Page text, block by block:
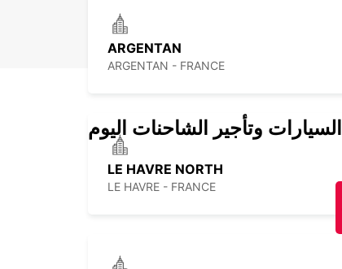
ARGENTAN
ARGENTAN - FRANCE
LE HAVRE NORTH
LE HAVRE - FRANCE
وتأجير الشاحنات اليوم